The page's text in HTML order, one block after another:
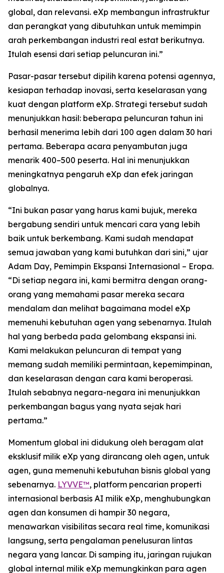
global, dan relevansi. eXp membangun infrastruktur
dan perangkat yang dibutuhkan untuk memimpin
arah perkembangan industri real estat berikutnya.
Itulah esensi dari setiap peluncuran ini.”
Pasar-pasar tersebut dipilih karena potensi agennya,
kesiapan terhadap inovasi, serta keselarasan yang
kuat dengan platform eXp. Strategi tersebut sudah
menunjukkan hasil: beberapa peluncuran tahun ini
berhasil menerima lebih dari 100 agen dalam 30 hari
pertama. Beberapa acara penyambutan juga
menarik 400–500 peserta. Hal ini menunjukkan
meningkatnya pengaruh eXp dan efek jaringan
globalnya.
“Ini bukan pasar yang harus kami bujuk, mereka
bergabung sendiri untuk mencari cara yang lebih
baik untuk berkembang. Kami sudah mendapat
semua jawaban yang kami butuhkan dari sini,” ujar
Adam Day, Pemimpin Ekspansi Internasional – Eropa.
“Di setiap negara ini, kami bermitra dengan orang-
orang yang memahami pasar mereka secara
mendalam dan melihat bagaimana model eXp
memenuhi kebutuhan agen yang sebenarnya. Itulah
hal yang berbeda pada gelombang ekspansi ini.
Kami melakukan peluncuran di tempat yang
memang sudah memiliki permintaan, kepemimpinan,
dan keselarasan dengan cara kami beroperasi.
Itulah sebabnya negara-negara ini menunjukkan
perkembangan bagus yang nyata sejak hari
pertama.”
Momentum global ini didukung oleh beragam alat
eksklusif milik eXp yang dirancang oleh agen, untuk
agen, guna memenuhi kebutuhan bisnis global yang
sebenarnya. LYVVE™, platform pencarian properti
internasional berbasis AI milik eXp, menghubungkan
agen dan konsumen di hampir 30 negara,
menawarkan visibilitas secara real time, komunikasi
langsung, serta pengalaman penelusuran lintas
negara yang lancar. Di samping itu, jaringan rujukan
global internal milik eXp memungkinkan para agen